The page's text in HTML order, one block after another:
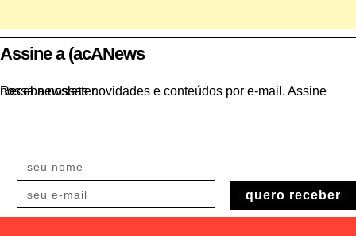
Assine a (acANews
Receba nossas novidades e conteúdos por e-mail. Assine nossa newsletter.
quero receber